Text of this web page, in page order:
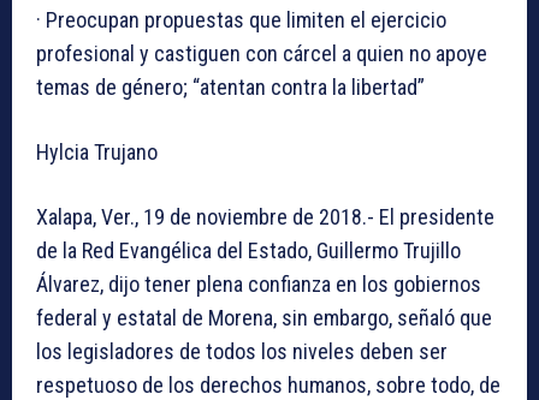
· Preocupan propuestas que limiten el ejercicio
profesional y castiguen con cárcel a quien no apoye
temas de género; “atentan contra la libertad”
Hylcia Trujano
Xalapa, Ver., 19 de noviembre de 2018.- El presidente
de la Red Evangélica del Estado, Guillermo Trujillo
Álvarez, dijo tener plena confianza en los gobiernos
federal y estatal de Morena, sin embargo, señaló que
los legisladores de todos los niveles deben ser
respetuoso de los derechos humanos, sobre todo, de